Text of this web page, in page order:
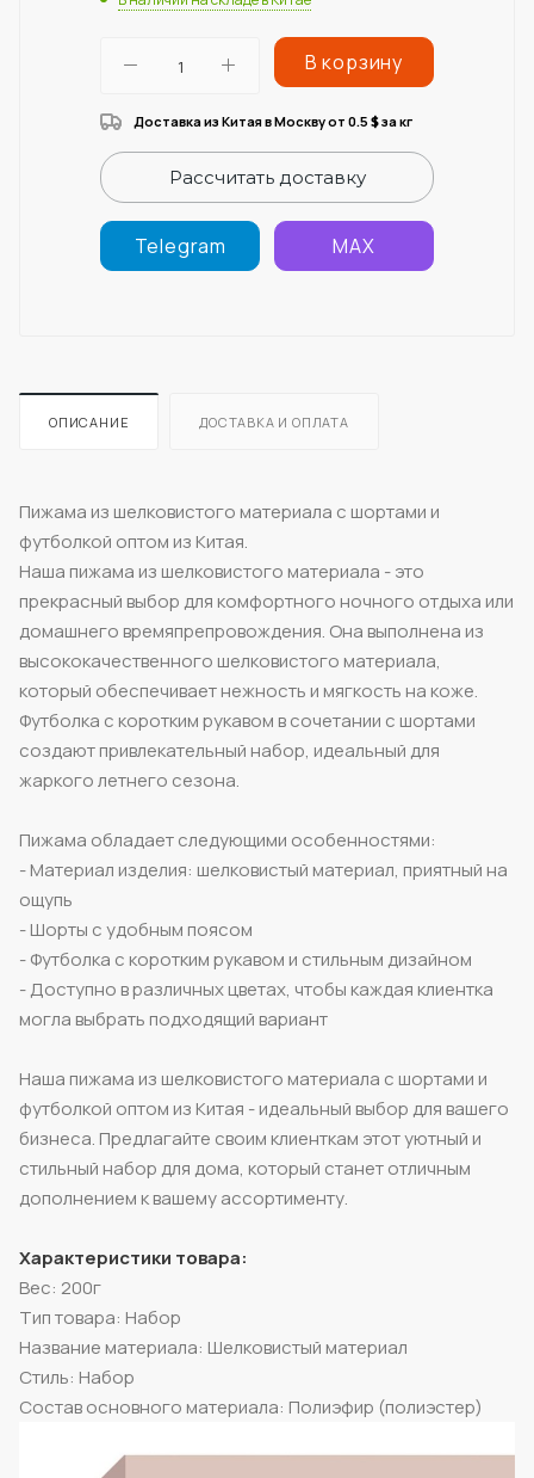
В корзину
Доставка из Китая в Москву от 0.5 $за кг
Рассчитать доставку
Telegram MAX
ОПИСАНИЕ ДОСТАВКА И ОПЛАТА
Пижама из шелковистого материала с шортами и
футболкой оптом из Китая.
Наша пижама из шелковистого материала - это
прекрасный выбор для комфортного ночного отдыха или
домашнего времяпрепровождения. Она выполнена из
высококачественного шелковистого материала,
который обеспечивает нежность и мягкость на коже.
Футболка с коротким рукавом в сочетании с шортами
создают привлекательный набор, идеальный для
жаркого летнего сезона.
Пижама обладает следующими особенностями:
- Материал изделия: шелковистый материал, приятный на
ощупь
- Шорты с удобным поясом
- Футболка с коротким рукавом и стильным дизайном
- Доступно в различных цветах, чтобы каждая клиентка
могла выбрать подходящий вариант
Наша пижама из шелковистого материала с шортами и
футболкой оптом из Китая - идеальный выбор для вашего
бизнеса. Предлагайте своим клиенткам этот уютный и
стильный набор для дома, который станет отличным
дополнением к вашему ассортименту.
Характеристики товара:
Вес: 200г
Тип товара: Набор
Название материала: Шелковистый материал
Стиль: Набор
Состав основного материала: Полиэфир (полиэстер)